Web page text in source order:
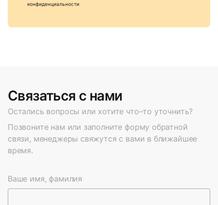
конфиденциальности
Связаться с нами
Остались вопросы или хотите что–то уточнить?
Позвоните нам или заполните форму обратной
связи, менеджеры свяжутся с вами в ближайшее
время.
Ваше имя, фамилия